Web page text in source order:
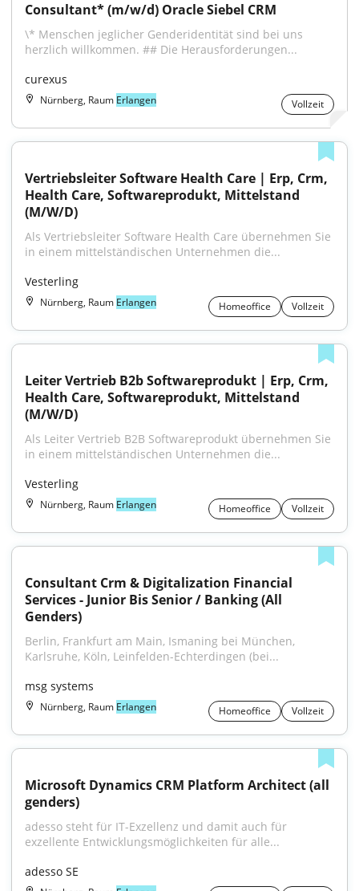
Consultant* (m/w/d) Oracle Siebel CRM
\* Menschen jeglicher Genderidentität sind bei uns
herzlich willkommen. ## Die Herausforderungen...
curexus
Nürnberg, Raum Erlangen Vollzeit
Vertriebsleiter Software Health Care | Erp, Crm,
Health Care, Softwareprodukt, Mittelstand
(M/W/D)
Als Vertriebsleiter Software Health Care übernehmen Sie
in einem mittelständischen Unternehmen die...
Vesterling
Nürnberg, Raum Erlangen Homeoffice Vollzeit
Leiter Vertrieb B2b Softwareprodukt | Erp, Crm,
Health Care, Softwareprodukt, Mittelstand
(M/W/D)
Als Leiter Vertrieb B2B Softwareprodukt übernehmen Sie
in einem mittelständischen Unternehmen die...
Vesterling
Nürnberg, Raum Erlangen Homeoffice Vollzeit
Consultant Crm & Digitalization Financial
Services - Junior Bis Senior / Banking (All
Genders)
Berlin, Frankfurt am Main, Ismaning bei München,
Karlsruhe, Köln, Leinfelden-Echterdingen (bei...
msg systems
Nürnberg, Raum Erlangen Homeoffice Vollzeit
Microsoft Dynamics CRM Platform Architect (all
genders)
adesso steht für IT-Exzellenz und damit auch für
exzellente Entwicklungsmöglichkeiten für alle...
adesso SE